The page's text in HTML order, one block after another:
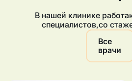
В нашей клинике
специалистов,со
Все
врачи